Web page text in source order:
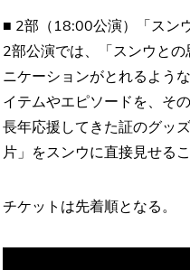
■ 2部（18:00公演）「スン
2部公演では、「スンウと
ニケーションがとれるよう
イテムやエピソードを、そ
長年応援してきた証のグッ
片」をスンウに直接見せる
チケットは先着順となる。